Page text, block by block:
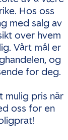
Hos oss
med salg av
over hvem
Vårt mål er
og
for deg.
mulig pris når
oss for en